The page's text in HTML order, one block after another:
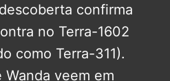
confirma
no Terra-1602
como Terra-311).
veem em